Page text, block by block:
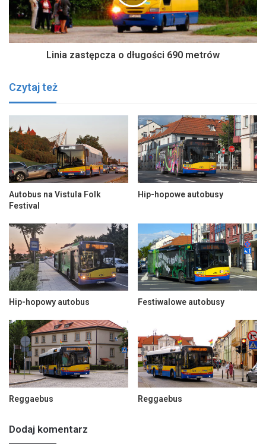
Linia zastępcza o długości 690 metrów
Czytaj też
Autobus na Vistula Folk
Festival
Hip-hopowe autobusy
Hip-hopowy autobus Festiwalowe autobusy
Reggaebus Reggaebus
Dodaj komentarz